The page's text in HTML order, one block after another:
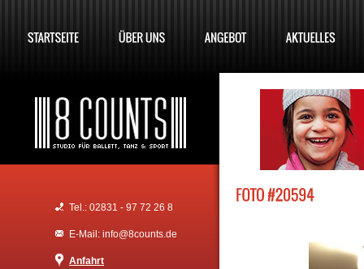
Tel.: 02831 - 97 72 26 8
E-Mail: info@8counts.de
Anfahrt